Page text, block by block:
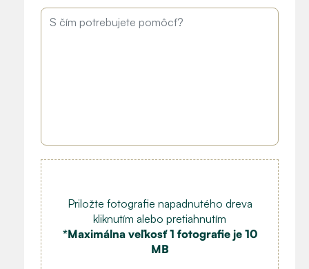
Priložte fotografie napadnutého dreva
kliknutím alebo pretiahnutím
*Maximálna veľkosť 1 fotografie je 10
MB